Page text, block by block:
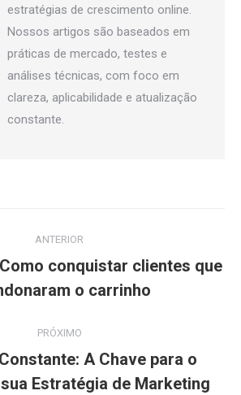
estratégias de crescimento online.
Nossos artigos são baseados em
práticas de mercado, testes e
análises técnicas, com foco em
clareza, aplicabilidade e atualização
constante.
ANTERIOR
Post
anterior:
conquistar clientes que
o carrinho
PRÓXIMO
Próximo
A Chave para o
Estratégia de Marketing